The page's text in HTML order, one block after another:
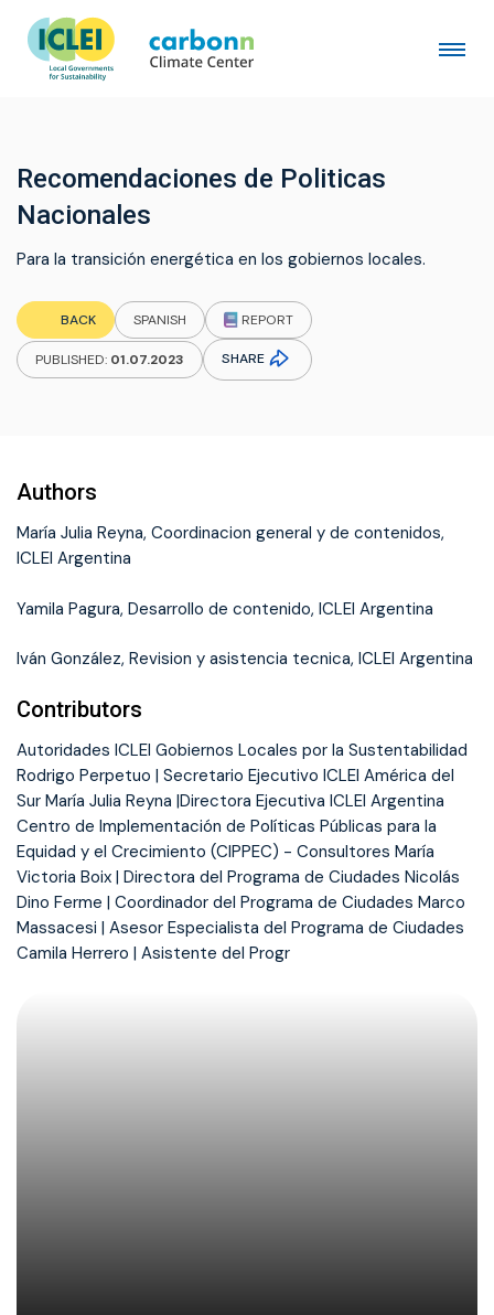
Recomendaciones de Politicas
Nacionales
Para la transición energética en los gobiernos locales.
BACK SPANISH REPORT
PUBLISHED: 01.07.2023 SHARE
Authors
María Julia Reyna, Coordinacion general y de contenidos,
ICLEI Argentina
Yamila Pagura, Desarrollo de contenido, ICLEI Argentina
Iván González, Revision y asistencia tecnica, ICLEI Argentina
Contributors
Autoridades ICLEI Gobiernos Locales por la Sustentabilidad
Rodrigo Perpetuo | Secretario Ejecutivo ICLEI América del
Sur María Julia Reyna |Directora Ejecutiva ICLEI Argentina
Centro de Implementación de Políticas Públicas para la
Equidad y el Crecimiento (CIPPEC) - Consultores María
Victoria Boix | Directora del Programa de Ciudades Nicolás
Dino Ferme | Coordinador del Programa de Ciudades Marco
Massacesi | Asesor Especialista del Programa de Ciudades
Camila Herrero | Asistente del Progr